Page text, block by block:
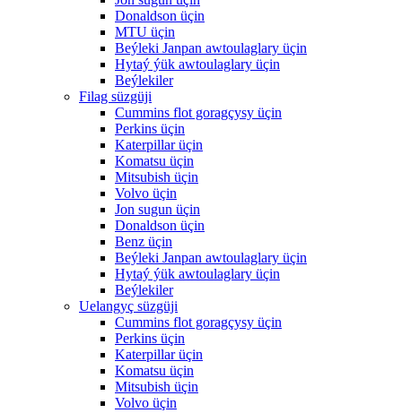
Donaldson üçin
MTU üçin
Beýleki Janpan awtoulaglary üçin
Hytaý ýük awtoulaglary üçin
Beýlekiler
Filag süzgüji
Cummins flot goragçysy üçin
Perkins üçin
Katerpillar üçin
Komatsu üçin
Mitsubish üçin
Volvo üçin
Jon sugun üçin
Donaldson üçin
Benz üçin
Beýleki Janpan awtoulaglary üçin
Hytaý ýük awtoulaglary üçin
Beýlekiler
Uelangyç süzgüji
Cummins flot goragçysy üçin
Perkins üçin
Katerpillar üçin
Komatsu üçin
Mitsubish üçin
Volvo üçin